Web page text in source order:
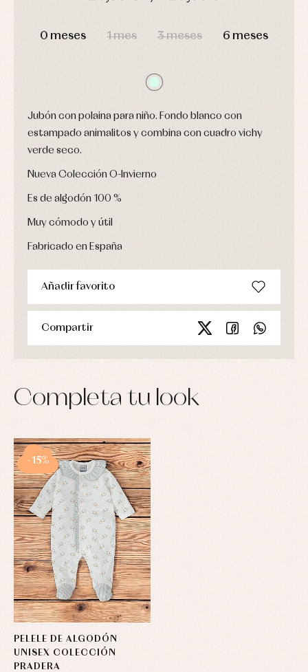
0 meses 1 mes 3 meses 6 meses
Jubón con polaina para niño. Fondo blanco con
estampado animalitos y combina con cuadro vichy
verde seco.
Nueva Colección O-Invierno
Es de algodón 100 %
Muy cómodo y útil
Fabricado en España
Añadir favorito
Compartir
Completa tu look
PELELE DE ALGODÓN
UNISEX COLECCIÓN
PRADERA
-15%
pijamas...
jersey
de
Leotardos